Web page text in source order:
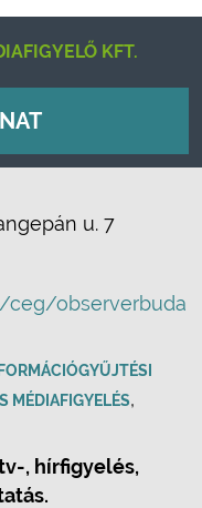
KFT.
u. 7
ceg/observerbuda
MÉDIAFIGYELÉS,
, hírfigyelés,